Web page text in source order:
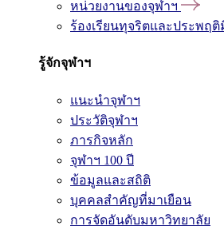
หน่วยงานของจุฬาฯ
ร้องเรียนทุจริตและประพฤ
รู้จักจุฬาฯ
แนะนำจุฬาฯ
ประวัติจุฬาฯ
ภารกิจหลัก
จุฬาฯ 100 ปี
ข้อมูลและสถิติ
บุคคลสำคัญที่มาเยือน
การจัดอันดับมหาวิทยาลัย